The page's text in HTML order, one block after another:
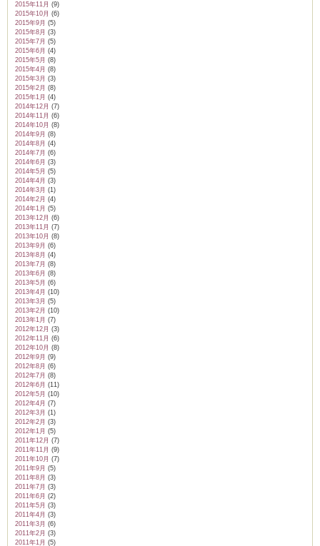
2015年11月 (9)
2015年10月 (6)
2015年9月 (5)
2015年8月 (3)
2015年7月 (5)
2015年6月 (4)
2015年5月 (8)
2015年4月 (8)
2015年3月 (3)
2015年2月 (8)
2015年1月 (4)
2014年12月 (7)
2014年11月 (6)
2014年10月 (8)
2014年9月 (8)
2014年8月 (4)
2014年7月 (6)
2014年6月 (3)
2014年5月 (5)
2014年4月 (3)
2014年3月 (1)
2014年2月 (4)
2014年1月 (5)
2013年12月 (6)
2013年11月 (7)
2013年10月 (8)
2013年9月 (6)
2013年8月 (4)
2013年7月 (8)
2013年6月 (8)
2013年5月 (6)
2013年4月 (10)
2013年3月 (5)
2013年2月 (10)
2013年1月 (7)
2012年12月 (3)
2012年11月 (6)
2012年10月 (8)
2012年9月 (9)
2012年8月 (6)
2012年7月 (8)
2012年6月 (11)
2012年5月 (10)
2012年4月 (7)
2012年3月 (1)
2012年2月 (3)
2012年1月 (5)
2011年12月 (7)
2011年11月 (9)
2011年10月 (7)
2011年9月 (5)
2011年8月 (3)
2011年7月 (3)
2011年6月 (2)
2011年5月 (3)
2011年4月 (3)
2011年3月 (6)
2011年2月 (3)
2011年1月 (5)